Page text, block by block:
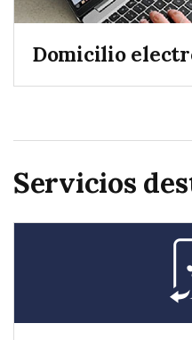
Domicilio
Servicios